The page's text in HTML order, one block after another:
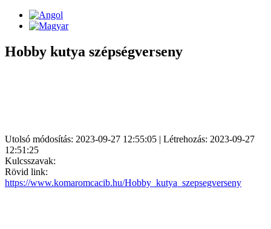
Hobby kutya szépségverseny
Utolsó módosítás: 2023-09-27 12:55:05 | Létrehozás: 2023-09-27
12:51:25
Kulcsszavak:
Rövid link:
https://www.komaromcacib.hu/Hobby_kutya_szepsegverseny